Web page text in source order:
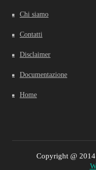
Chi siamo
Contatti
Disclaimer
Documentazione
Home
Copyright @